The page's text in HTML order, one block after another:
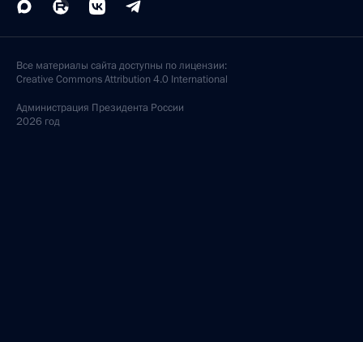
Все материалы сайта доступны по лицензии:
Creative Commons Attribution 4.0 International
Администрация Президента России
2026 год